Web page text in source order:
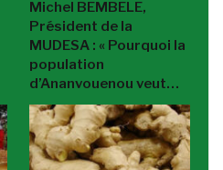
Michel BEMBELE,
Président de la
MUDESA : « Pourquoi la
population
d’Ananvouenou veut…